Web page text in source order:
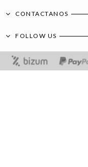
CONTACTANOS
FOLLOW US